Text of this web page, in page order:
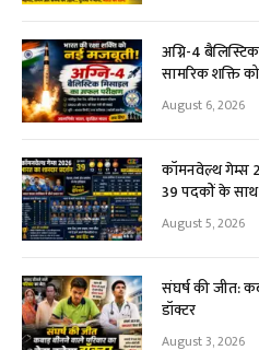
अग्नि-4
सामरिक शक्ति
August 6, 2026
कॉमनवेल्थ गेम्स
39 पदकों के साथ
August 5, 2026
संघर्ष की जीत:
डॉक्टर
August 3, 2026